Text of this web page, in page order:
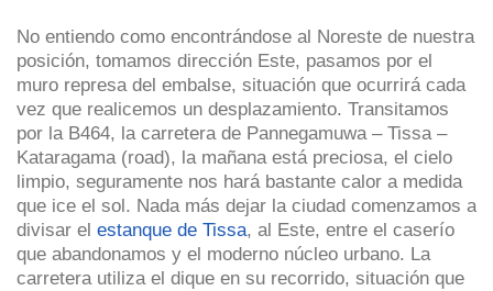
No entiendo como encontrándose al Noreste de nuestra
posición, tomamos dirección Este, pasamos por el
muro represa del embalse, situación que ocurrirá cada
vez que realicemos un desplazamiento. Transitamos
por la B464, la carretera de Pannegamuwa – Tissa –
Kataragama (road), la mañana está preciosa, el cielo
limpio, seguramente nos hará bastante calor a medida
que ice el sol. Nada más dejar la ciudad comenzamos a
divisar el estanque de Tissa, al Este, entre el caserío
que abandonamos y el moderno núcleo urbano. La
carretera utiliza el dique en su recorrido, situación que